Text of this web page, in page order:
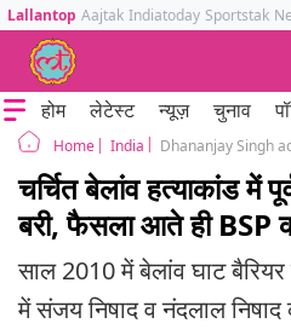
Lallantop Aajtak Indiatoday Sportstak
होम लेटेस्ट न्यूज़ चुनाव
Home India
चर्चित बेलांव हत्याकांड में
बरी, फैसला आते ही BSP
साल 2010 में बेलांव घाट
में संजय निषाद व नंदलाल निषाद